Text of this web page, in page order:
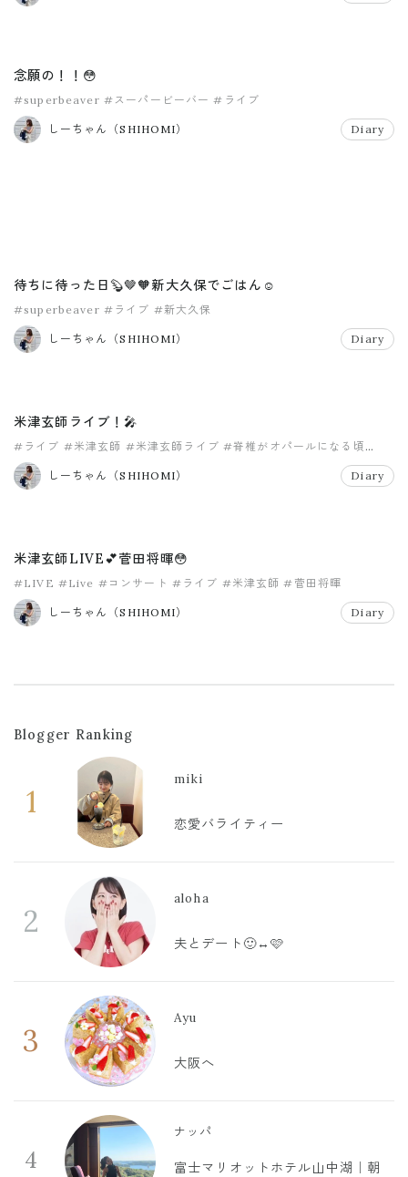
念願の！！😳
#superbeaver #スーパービーバー #ライブ
しーちゃん（SHIHOMI） Diary
待ちに待った日🦫🤎🧡新大久保でごはん☺️
#superbeaver #ライブ #新大久保
しーちゃん（SHIHOMI） Diary
米津玄師ライブ！🎤
#ライブ #米津玄師 #米津玄師ライブ #脊椎がオパールになる頃
#脊椎がオパールになる頃2019
しーちゃん（SHIHOMI）
Diary
米津玄師LIVE💕菅田将暉😳
#LIVE #Live #コンサート #ライブ #米津玄師 #菅田将暉
しーちゃん（SHIHOMI） Diary
Blogger Ranking
1
miki
恋愛バライティー
2
aloha
夫とデート🙂‍↔️🩷
3
Ayu
大阪へ
4
ナッパ
富士マリオットホテル山中湖｜朝